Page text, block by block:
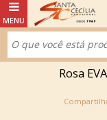
Rosa